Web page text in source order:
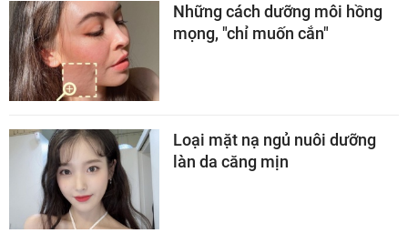
Những cách dưỡng môi hồng
mọng, "chỉ muốn cắn"
Loại mặt nạ ngủ nuôi dưỡng
làn da căng mịn